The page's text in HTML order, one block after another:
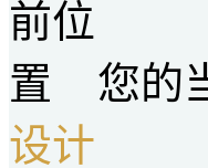
您的
设计